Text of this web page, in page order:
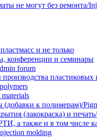
не могут без ремонта/
и не только
конференции и семинары
forum
пластиковых
к полимерам)/
(лакокраска) и
а также и в том числе
molding